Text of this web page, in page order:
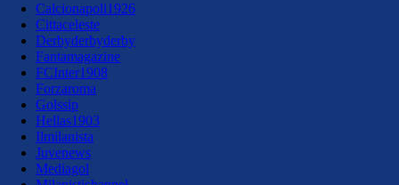
Calcionapoli1926
Cittaceleste
Derbyderbyderby
Fantamagazine
FCInter1908
Forzaroma
Golssip
Hellas1903
Ilmilanista
Juvenews
Mediagol